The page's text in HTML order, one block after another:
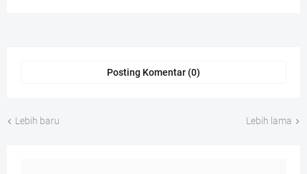
Posting Komentar (0)
Lebih baru Lebih lama